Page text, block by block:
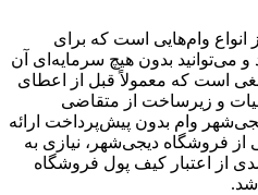
انواع وام‌هایی است که برای
و می‌توانید بدون هیچ سرمایه‌ای آن
است که معمولاً قبل از اعطای
و زیرساخت از متقاضی
وام بدون پیش‌پرداخت ارائه
فروشگاه دیجی‌شهر، نیازی به
از اعتبار کیف پول فروشگاه
شد.